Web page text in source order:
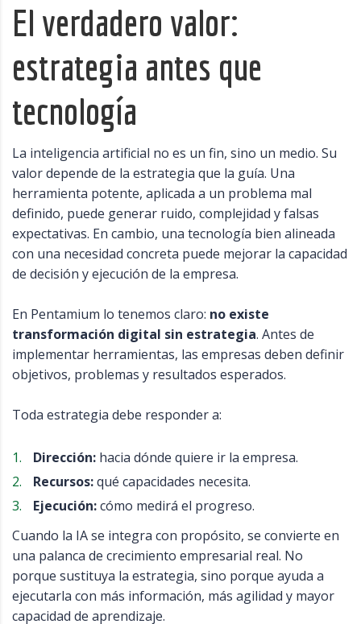
El verdadero valor:
estrategia antes que
tecnología
La inteligencia artificial no es un fin, sino un medio. Su
valor depende de la estrategia que la guía. Una
herramienta potente, aplicada a un problema mal
definido, puede generar ruido, complejidad y falsas
expectativas. En cambio, una tecnología bien alineada
con una necesidad concreta puede mejorar la capacidad
de decisión y ejecución de la empresa.
En Pentamium lo tenemos claro: no existe
transformación digital sin estrategia. Antes de
implementar herramientas, las empresas deben definir
objetivos, problemas y resultados esperados.
Toda estrategia debe responder a:
Dirección: hacia dónde quiere ir la empresa.
Recursos:qué capacidades necesita.
Ejecución:cómo medirá el progreso.
Cuando la IA se integra con propósito, se convierte en
una palanca de crecimiento empresarial real. No
porque sustituya la estrategia, sino porque ayuda a
ejecutarla con más información, más agilidad y mayor
capacidad de aprendizaje.